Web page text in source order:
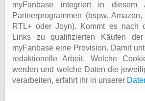
myFanbase integriert in diesem
Partnerprogrammen (bspw.
RTL+ oder Joyn). Kommt es nach
Links zu qualifizierten Käufen
myFanbase eine Provision. Damit
redaktionelle Arbeit. Welche
werden und welche Daten die
verarbeiten, erfahrt ihr in unserer